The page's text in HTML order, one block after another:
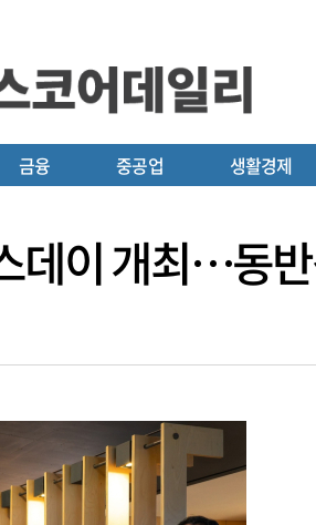
금융 중공업 생활경제
데이 개최…동